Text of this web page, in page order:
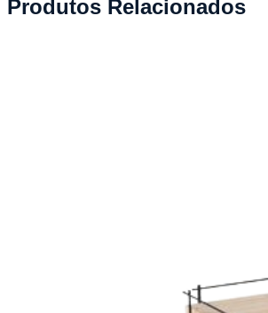
Produtos Relacionados